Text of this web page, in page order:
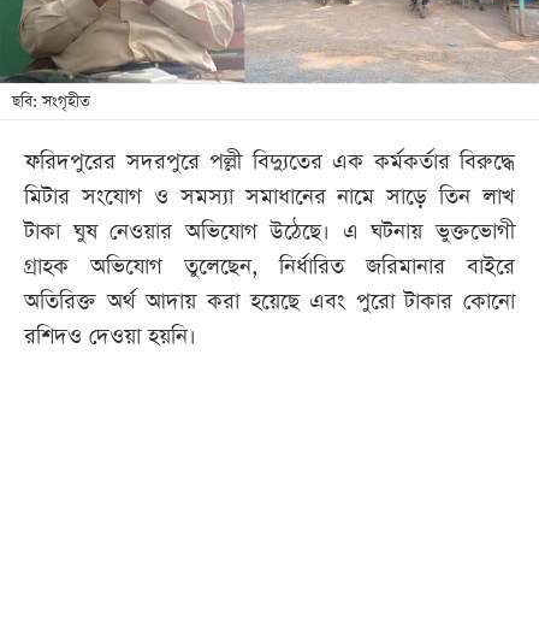
ছবি: সংগৃহীত
ফরিদপুরের সদরপুরে পল্লী বিদ্যুতের এক কর্মকর্তার বিরুদ্ধে
মিটার সংযোগ ও সমস্যা সমাধানের নামে সাড়ে তিন লাখ
টাকা ঘুষ নেওয়ার অভিযোগ উঠেছে। এ ঘটনায় ভুক্তভোগী
গ্রাহক অভিযোগ তুলেছেন, নির্ধারিত জরিমানার বাইরে
অতিরিক্ত অর্থ আদায় করা হয়েছে এবং পুরো টাকার কোনো
রশিদও দেওয়া হয়নি।